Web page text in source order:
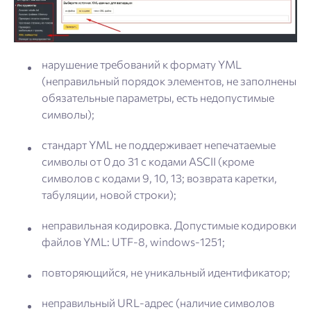
нарушение требований к формату YML
(неправильный порядок элементов, не заполнены
обязательные параметры, есть недопустимые
символы);
стандарт YML не поддерживает непечатаемые
символы от 0 до 31 с кодами ASCII (кроме
символов с кодами 9, 10, 13; возврата каретки,
табуляции, новой строки);
неправильная кодировка. Допустимые кодировки
файлов YML: UTF-8, windows-1251;
повторяющийся, не уникальный идентификатор;
неправильный URL-адрес (наличие символов